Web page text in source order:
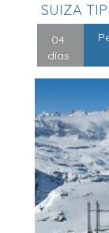
SUIZA
04
días